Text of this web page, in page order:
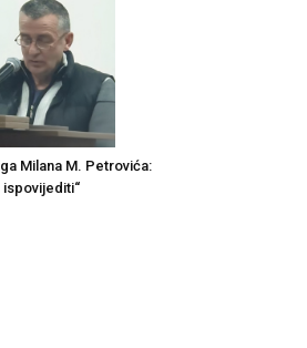
Milana M. Petrovića:
ispovijediti“